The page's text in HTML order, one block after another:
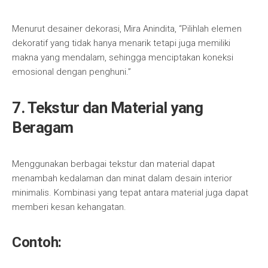
Menurut desainer dekorasi, Mira Anindita, “Pilihlah elemen
dekoratif yang tidak hanya menarik tetapi juga memiliki
makna yang mendalam, sehingga menciptakan koneksi
emosional dengan penghuni.”
7.Tekstur dan Material yang
Beragam
Menggunakan berbagai tekstur dan material dapat
menambah kedalaman dan minat dalam desain interior
minimalis. Kombinasi yang tepat antara material juga dapat
memberi kesan kehangatan.
Contoh: